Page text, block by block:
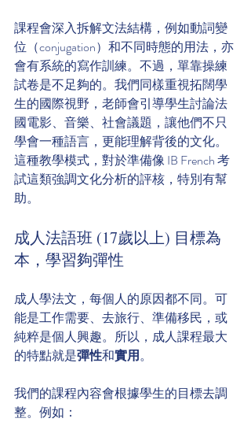
課程會深入拆解文法結構，例如動詞變
位（conjugation）和不同時態的用法，亦
會有系統的寫作訓練。不過，單靠操練
試卷是不足夠的。我們同樣重視拓闊學
生的國際視野，老師會引導學生討論法
國電影、音樂、社會議題，讓他們不只
學會一種語言，更能理解背後的文化。
這種教學模式，對於準備像 IB French 考
試這類強調文化分析的評核，特別有幫
助。
成人法語班 (17歲以上) 目標為
本，學習夠彈性
成人學法文，每個人的原因都不同。可
能是工作需要、去旅行、準備移民，或
純粹是個人興趣。所以，成人課程最大
的特點就是彈性和實用。
我們的課程內容會根據學生的目標去調
整。例如：